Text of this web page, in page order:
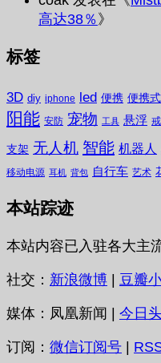
高达38％》
标签
3D diy iphone led 便携 便携式
阳能 安防 宠物 工具 悬浮
支架 无人机 智能 机器人
移动电源 耳机 背包 自行车 艺术
本站踪迹
本站内容已入驻各大主
社交： 新浪微博 豆瓣
媒体：凤凰新闻 | 今日
订阅： 微信订阅号